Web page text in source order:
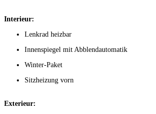
Interieur:
Lenkrad heizbar
Innenspiegel mit Abblendautomatik
Winter-Paket
Sitzheizung vorn
Exterieur: